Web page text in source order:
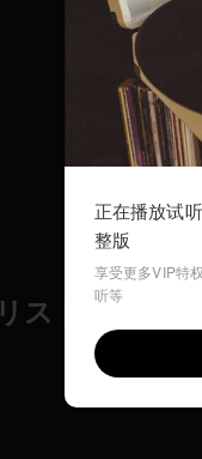
ストよ、我
エ
正在播放试
整版
享受更多VIP特
听等